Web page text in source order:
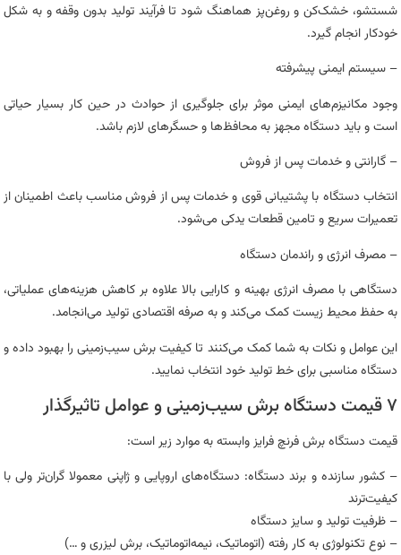
شستشو، خشک‌کن و روغن‌پز هماهنگ شود تا فرآیند تولید بدون وقفه و به شکل
خودکار انجام گیرد.
– سیستم ایمنی پیشرفته
وجود مکانیزم‌های ایمنی موثر برای جلوگیری از حوادث در حین کار بسیار حیاتی
است و باید دستگاه مجهز به محافظ‌ها و حسگرهای لازم باشد.
– گارانتی و خدمات پس از فروش
انتخاب دستگاه با پشتیبانی قوی و خدمات پس از فروش مناسب باعث اطمینان از
تعمیرات سریع و تامین قطعات یدکی می‌شود.
– مصرف انرژی و راندمان دستگاه
دستگاهی با مصرف انرژی بهینه و کارایی بالا علاوه بر کاهش هزینه‌های عملیاتی،
به حفظ محیط زیست کمک می‌کند و به صرفه اقتصادی تولید می‌انجامد.
این عوامل و نکات به شما کمک می‌کنند تا کیفیت برش سیب‌زمینی را بهبود داده و
دستگاه مناسبی برای خط تولید خود انتخاب نمایید.
۷ قیمت دستگاه برش سیب‌زمینی و عوامل تاثیرگذار
قیمت دستگاه برش فرنچ فرایز وابسته به موارد زیر است:
– کشور سازنده و برند دستگاه: دستگاه‌های اروپایی و ژاپنی معمولا گران‌تر ولی با
کیفیت‌ترند
– ظرفیت تولید و سایز دستگاه
– نوع تکنولوژی به کار رفته (اتوماتیک، نیمه‌اتوماتیک، برش لیزری و …)